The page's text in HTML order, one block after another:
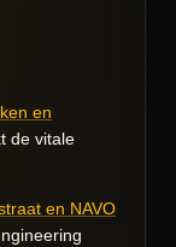
en
de vitale
en NAVO